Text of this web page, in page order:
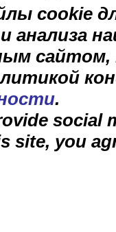
cookie
анализа
.
social
site, you